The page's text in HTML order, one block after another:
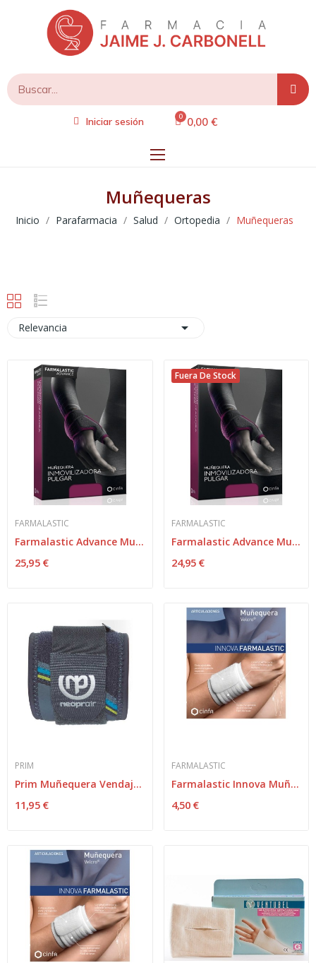
Iniciar sesión 0,00 €
Muñequeras
Inicio Parafarmacia Salud Ortopedia Muñequeras
Relevancia 
FARMALASTIC
Farmalastic Advance Muñequera Inmovilizadora...
25,95 €
Fuera De Stock
FARMALASTIC
Farmalastic Advance Muñequera Inmovilizadora...
24,95 €
PRIM
Prim Muñequera Vendaje Neoprair Talla Única
11,95 €
FARMALASTIC
Farmalastic Innova Muñequera Velcro Blanca...
4,50 €